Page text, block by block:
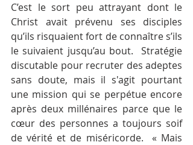
C’est le sort peu attrayant dont le
Christ avait prévenu ses disciples
qu’ils risquaient fort de connaître s’ils
le suivaient jusqu’au bout.  Stratégie
discutable pour recruter des adeptes
sans doute, mais il s'agit pourtant
une mission qui se perpétue encore
après deux millénaires parce que le
cœur des personnes a toujours soif
de vérité et de miséricorde.  « Mais